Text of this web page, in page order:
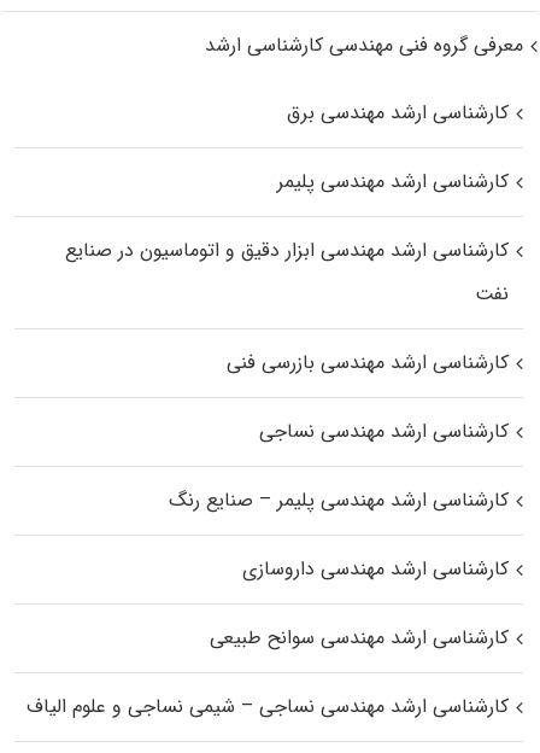
معرفی گروه فنی مهندسی کارشناسی ارشد
کارشناسی ارشد مهندسی برق
کارشناسی ارشد مهندسی پلیمر
کارشناسی ارشد مهندسی ابزار دقیق و اتوماسیون در صنایع
نفت
کارشناسی ارشد مهندسی بازرسی فنی
کارشناسی ارشد مهندسی نساجی
کارشناسی ارشد مهندسی پلیمر – صنایع رنگ
کارشناسی ارشد مهندسی داروسازی
کارشناسی ارشد مهندسی سوانح طبیعی
کارشناسی ارشد مهندسی نساجی – شیمی نساجی و علوم الیاف